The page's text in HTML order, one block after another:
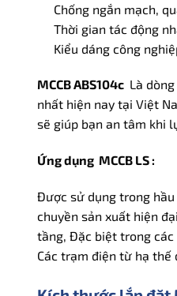
Chống ngắn mạch,
Thời gian tác động
Kiểu dáng công
MCCB ABS104c Là
nhất hiện nay tại Việt
sẽ giúp bạn an tâm khi
Ứng dụng MCCB LS :
Được sử dụng trong hầu
chuyền sản xuất hiện
tầng, Đặc biệt trong
Các trạm điện từ hạ